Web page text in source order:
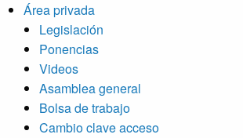
Área privada
Legislación
Ponencias
Videos
Asamblea general
Bolsa de trabajo
Cambio clave acceso